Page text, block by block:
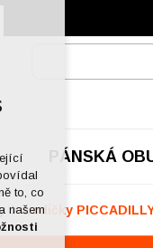
PÁNSKÁ
Lodičky
to, co
našem